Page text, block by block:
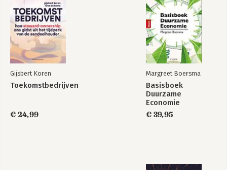
Gijsbert Koren
Toekomstbedrijven
€ 24,99
Margreet Boersma
Basisboek
Duurzame
Economie
€ 39,95